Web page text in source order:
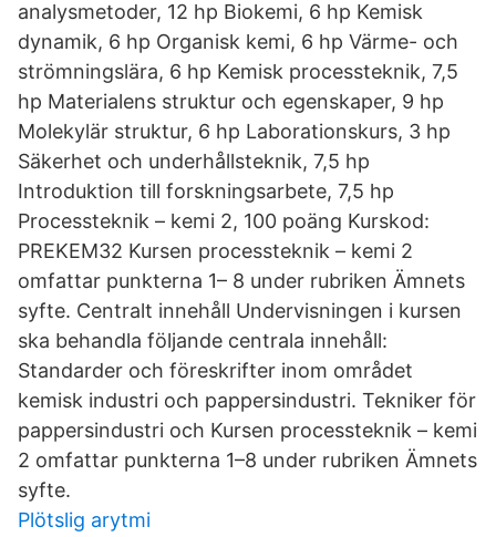
analysmetoder, 12 hp Biokemi, 6 hp Kemisk
dynamik, 6 hp Organisk kemi, 6 hp Värme- och
strömningslära, 6 hp Kemisk processteknik, 7,5
hp Materialens struktur och egenskaper, 9 hp
Molekylär struktur, 6 hp Laborationskurs, 3 hp
Säkerhet och underhållsteknik, 7,5 hp
Introduktion till forskningsarbete, 7,5 hp
Processteknik – kemi 2, 100 poäng Kurskod:
PREKEM32 Kursen processteknik – kemi 2
omfattar punkterna 1– 8 under rubriken Ämnets
syfte. Centralt innehåll Undervisningen i kursen
ska behandla följande centrala innehåll:
Standarder och föreskrifter inom området
kemisk industri och pappersindustri. Tekniker för
pappersindustri och Kursen processteknik – kemi
2 omfattar punkterna 1–8 under rubriken Ämnets
syfte.
Plötslig arytmi